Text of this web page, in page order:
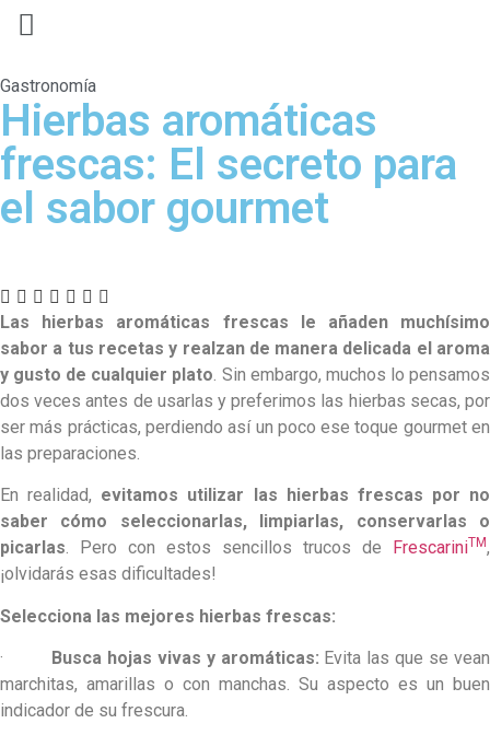
Gastronomía
Hierbas aromáticas
frescas: El secreto para
el sabor gourmet
Las hierbas aromáticas frescas le añaden muchísimo
sabor a tus recetas y realzan de manera delicada el aroma
y gusto de cualquier plato. Sin embargo, muchos lo pensamos
dos veces antes de usarlas y preferimos las hierbas secas, por
ser más prácticas, perdiendo así un poco ese toque gourmet en
las preparaciones.
En realidad, evitamos utilizar las hierbas frescas por no
saber cómo seleccionarlas, limpiarlas, conservarlas o
picarlas. Pero con estos sencillos trucos de FrescariniTM,
¡olvidarás esas dificultades!
Selecciona las mejores hierbas frescas:
· Busca hojas vivas y aromáticas: Evita las que se vean
marchitas, amarillas o con manchas. Su aspecto es un buen
indicador de su frescura.